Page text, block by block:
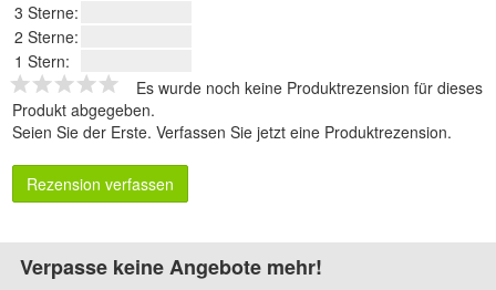
3 Sterne:
2 Sterne:
1 Stern:
Es wurde noch keine Produktrezension für dieses
Produkt abgegeben.
Seien Sie der Erste. Verfassen Sie jetzt eine Produktrezension.
Rezension verfassen
Verpasse keine Angebote mehr!